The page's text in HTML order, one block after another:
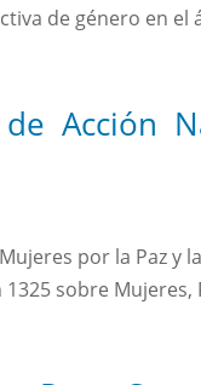
de género en el
Acción
por la Paz y la
sobre Mujeres,